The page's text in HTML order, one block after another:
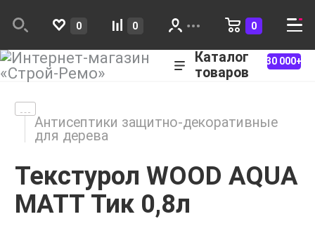
0 0 0
Каталог
товаров
30 000+
Антисептики защитно-декоративные
для дерева
Текстурол WOOD AQUA
MATT Тик 0,8л